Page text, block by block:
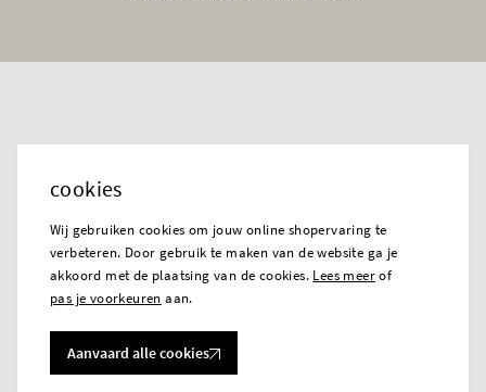
cookies
Wij gebruiken cookies om jouw online shopervaring te
verbeteren. Door gebruik te maken van de website ga je
akkoord met de plaatsing van de cookies. Lees meerof
pas je voorkeuren aan.
Aanvaard alle cookies